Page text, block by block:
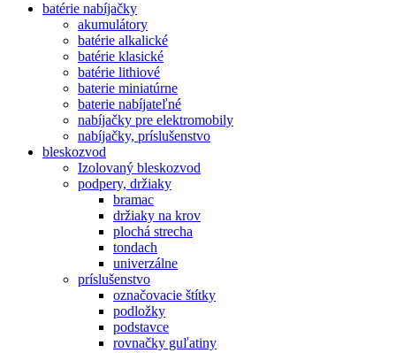
batérie nabíjačky
akumulátory
batérie alkalické
batérie klasické
batérie lithiové
baterie miniatúrne
baterie nabíjateľné
nabíjačky pre elektromobily
nabíjačky, príslušenstvo
bleskozvod
Izolovaný bleskozvod
podpery, držiaky
bramac
držiaky na krov
plochá strecha
tondach
univerzálne
príslušenstvo
označovacie štítky
podložky
podstavce
rovnačky guľatiny